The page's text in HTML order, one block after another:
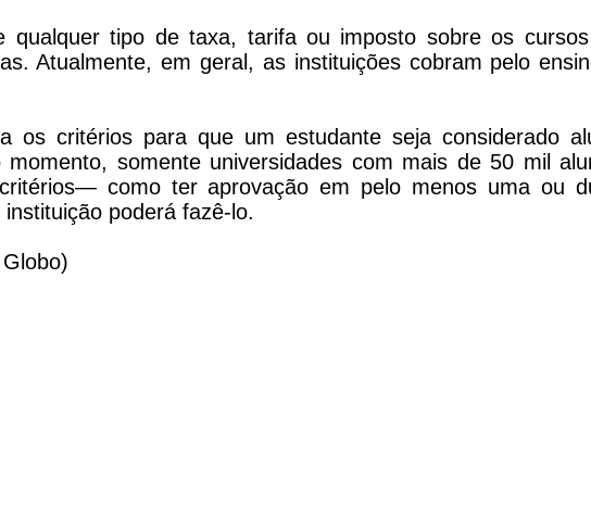
qualquer tipo de taxa, tarifa ou imposto sobre os
Atualmente, em geral, as instituições cobram pelo
os critérios para que um estudante seja considerado
somente universidades com mais de 50 mil
como ter aprovação em pelo menos uma ou
poderá fazê-lo.